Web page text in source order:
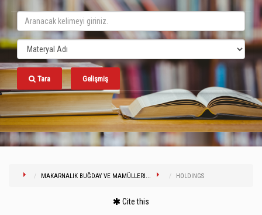
Tara Gelişmiş
MAKARNALIK BUĞDAY VE MAMÜLLERI... HOLDINGS
Cite this